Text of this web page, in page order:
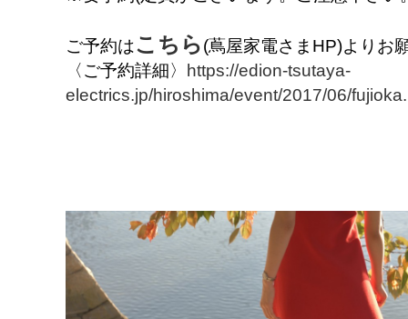
ご予約はこちら(蔦屋家電さまHP)よりお
〈ご予約詳細〉 https://edion-tsutaya-
electrics.jp/hiroshima/event/2017/06/